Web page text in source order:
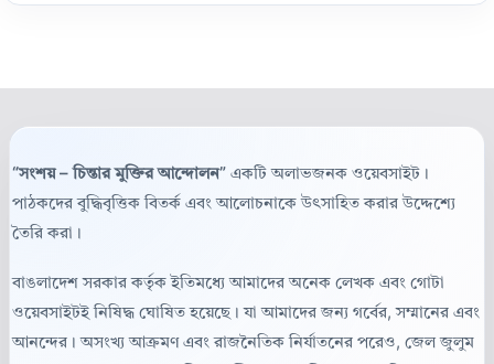
“সংশয় – চিন্তার মুক্তির আন্দোলন” একটি অলাভজনক ওয়েবসাইট।
পাঠকদের বুদ্ধিবৃত্তিক বিতর্ক এবং আলোচনাকে উৎসাহিত করার উদ্দেশ্যে
তৈরি করা।
বাঙলাদেশ সরকার কর্তৃক ইতিমধ্যে আমাদের অনেক লেখক এবং গোটা
ওয়েবসাইটই নিষিদ্ধ ঘোষিত হয়েছে। যা আমাদের জন্য গর্বের, সম্মানের এবং
আনন্দের। অসংখ্য আক্রমণ এবং রাজনৈতিক নির্যাতনের পরেও, জেল জুলুম